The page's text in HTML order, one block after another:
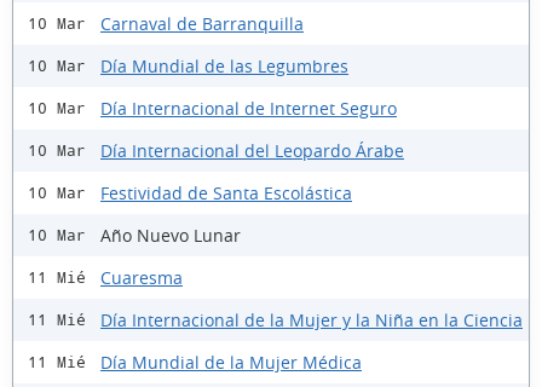
10 Mar Carnaval de Barranquilla
10 Mar Día Mundial de las Legumbres
10 Mar Día Internacional de Internet Seguro
10 Mar Día Internacional del Leopardo Árabe
10 Mar Festividad de Santa Escolástica
10 Mar Año Nuevo Lunar
11 Mié Cuaresma
11 Mié Día Internacional de la Mujer y la Niña en la Ciencia
11 Mié Día Mundial de la Mujer Médica